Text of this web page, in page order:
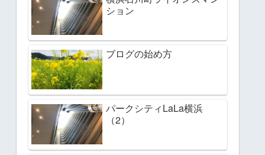
ション
ブログの始め方
パークシティLaLa横浜
（2）